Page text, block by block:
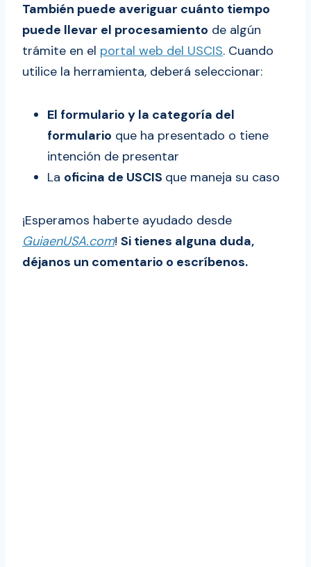
También puede averiguar cuánto tiempo
puede llevar el procesamiento de algún
trámite en el portal web del USCIS. Cuando
utilice la herramienta, deberá seleccionar:
El formulario y la categoría del
formulario que ha presentado o tiene
intención de presentar
La oficina de USCIS que maneja su caso
¡Esperamos haberte ayudado desde
GuiaenUSA.com! Si tienes alguna duda,
déjanos un comentario o escríbenos.